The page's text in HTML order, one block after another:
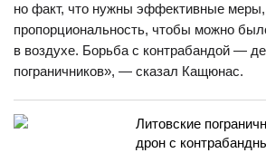
но факт, что нужны эффективные меры,
пропорциональность, чтобы можно
в воздухе. Борьба с контрабандой —
пограничников», — сказал Кащюнас.
Литовские
дрон с